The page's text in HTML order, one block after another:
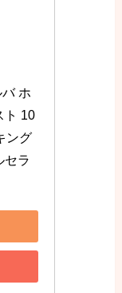
ホ
ト 10
ング
セラ